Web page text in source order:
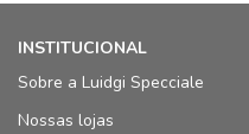
INSTITUCIONAL
Sobre a Luidgi Specciale
Nossas lojas